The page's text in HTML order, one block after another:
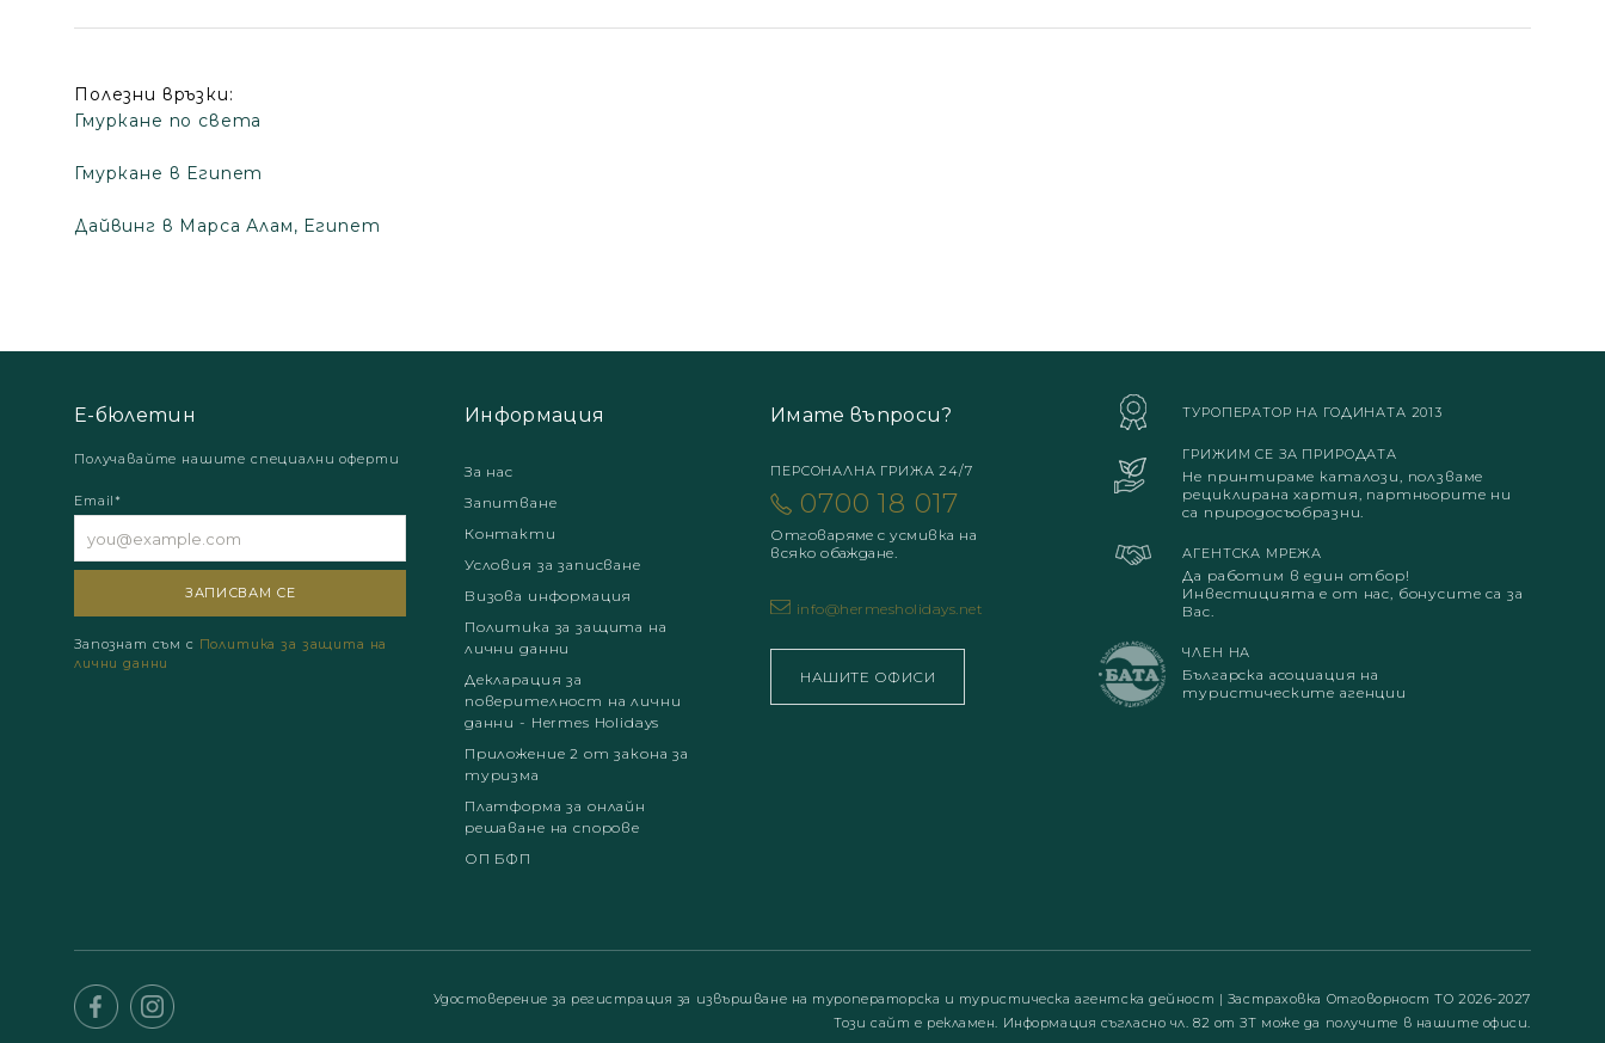
Полезни връзки:
Гмуркане по света
Гмуркане в Египет
Дайвинг в Марса Алам, Египет
Е-бюлетин
Получавайте нашите специални оферти
Email*
Запознат съм с Политика за защита на
лични данни
Информация
За нас
Запитване
Контакти
Условия за записване
Визова информация
Политика за защита на
лични данни
Декларация за
поверителност на лични
данни - Hermes Holidays
Приложение 2 от закона за
туризма
Платформа за онлайн
решаване на спорове
ОП БФП
Имате въпроси?
ПЕРСОНАЛНА ГРИЖА 24/7
0700 18 017
Отговаряме с усмивка на
всяко обаждане.
info@hermesholidays.net
НАШИТЕ ОФИСИ
ТУРОПЕРАТОР НА ГОДИНАТА 2013
ГРИЖИМ СЕ ЗА ПРИРОДАТА
Не принтираме каталози, ползваме
рециклирана хартия, партньорите ни
са природосъобразни.
АГЕНТСКА МРЕЖА
Да работим в един отбор!
Инвестицията е от нас, бонусите са за
Вас.
ЧЛЕН НА
Българска асоциация на
туристическите агенции
Удостоверение за регистрация за извършване на туроператорска и туристическа агентска дейност | Застраховка Отговорност ТО 2026-2027
Този сайт е рекламен. Информация съгласно чл. 82 от ЗТ може да получите в нашите офиси.